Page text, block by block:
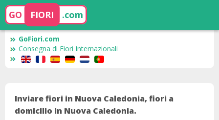
GO FIORI .com
GoFiori.com
Consegna di Fiori Internazionali
Inviare fiori in Nuova Caledonia, fiori a
domicilio in Nuova Caledonia.